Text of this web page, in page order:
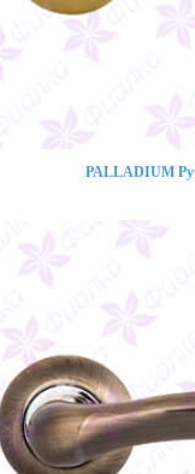
PALLADIUM